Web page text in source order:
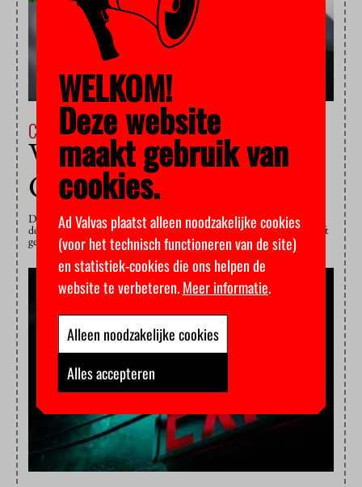
Campus & Cultuur26 september 2025
VU erkent genocide in
Gaza
De VU wil zich niet letterlijk uitspreken, maar in een open brief erkent
de universiteit indirect dat Israël genocide pleegt. De VU-leiding schrijft
geen reden te zien om de conclusies van de VN in twijfel te trekken.
WELKOM!
Deze website
maakt gebruik van
cookies.
Ad Valvas plaatst alleen noodzakelijke cookies
(voor het technisch functioneren van de site)
en statistiek-cookies die ons helpen de
website te verbeteren.Meer informatie.
Alleen noodzakelijke cookies
Alles accepteren